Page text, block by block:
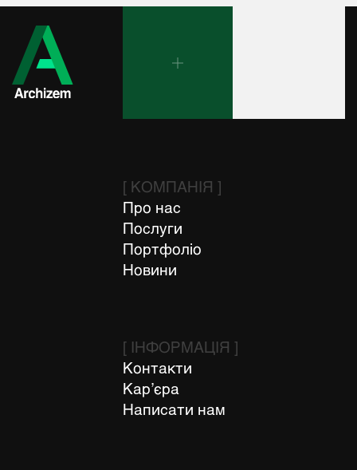
[ КОМПАНІЯ ]
Про нас
Послуги
Портфоліо
Новини
[ ІНФОРМАЦІЯ ]
Контакти
Кар’єра
Написати нам